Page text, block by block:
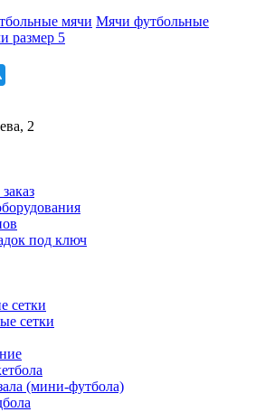
мячи Мячи футбольные
размер 5
2
под ключ
сетки
сетки
(мини-футбола)